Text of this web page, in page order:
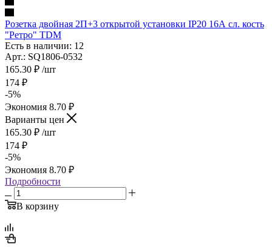
Розетка двойная 2П+3 открытой установки IP20 16А сл. кость
"Ретро" TDM
Есть в наличии: 12
Арт.: SQ1806-0532
165.30 ₽ /шт
174 ₽
-5%
Экономия 8.70 ₽
Варианты цен
165.30 ₽ /шт
174 ₽
-5%
Экономия 8.70 ₽
Подробности
В корзину